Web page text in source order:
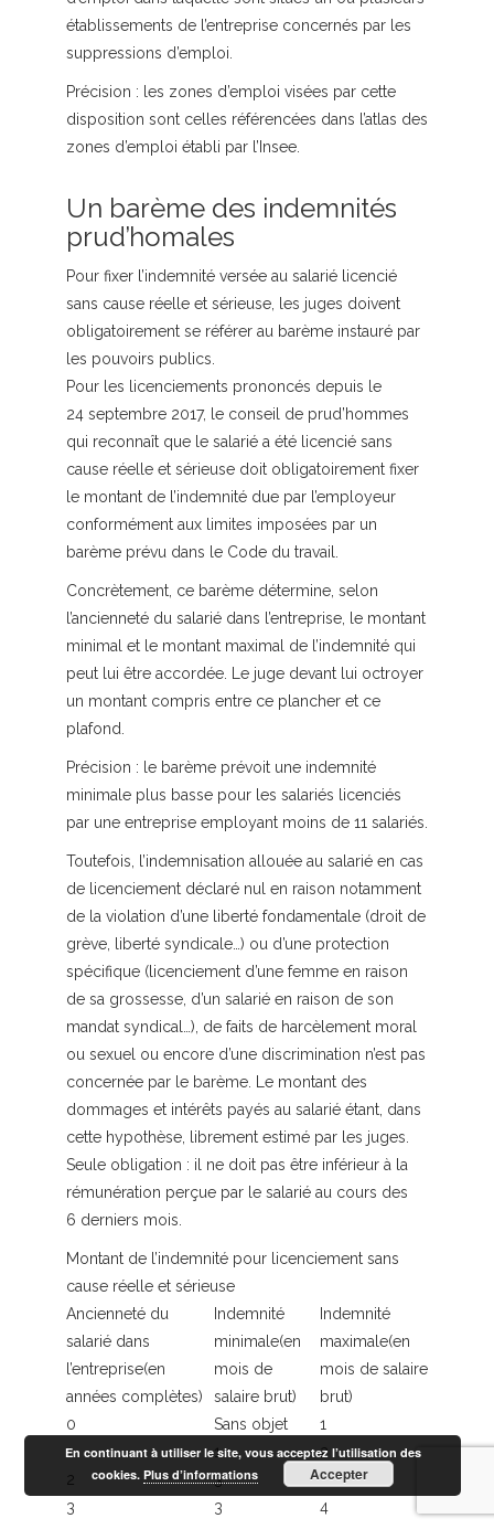
établissements de l’entreprise concernés par les
suppressions d’emploi.
Précision : les zones d’emploi visées par cette
disposition sont celles référencées dans l’atlas des
zones d’emploi établi par l’Insee.
Un barème des indemnités
prud’homales
Pour fixer l’indemnité versée au salarié licencié
sans cause réelle et sérieuse, les juges doivent
obligatoirement se référer au barème instauré par
les pouvoirs publics.
Pour les licenciements prononcés depuis le
24 septembre 2017, le conseil de prud’hommes
qui reconnaît que le salarié a été licencié sans
cause réelle et sérieuse doit obligatoirement fixer
le montant de l’indemnité due par l’employeur
conformément aux limites imposées par un
barème prévu dans le Code du travail.
Concrètement, ce barème détermine, selon
l’ancienneté du salarié dans l’entreprise, le montant
minimal et le montant maximal de l’indemnité qui
peut lui être accordée. Le juge devant lui octroyer
un montant compris entre ce plancher et ce
plafond.
Précision : le barème prévoit une indemnité
minimale plus basse pour les salariés licenciés
par une entreprise employant moins de 11 salariés.
Toutefois, l’indemnisation allouée au salarié en cas
de licenciement déclaré nul en raison notamment
de la violation d’une liberté fondamentale (droit de
grève, liberté syndicale…) ou d’une protection
spécifique (licenciement d’une femme en raison
de sa grossesse, d’un salarié en raison de son
mandat syndical…), de faits de harcèlement moral
ou sexuel ou encore d’une discrimination n’est pas
concernée par le barème. Le montant des
dommages et intérêts payés au salarié étant, dans
cette hypothèse, librement estimé par les juges.
Seule obligation : il ne doit pas être inférieur à la
rémunération perçue par le salarié au cours des
6 derniers mois.
Montant de l’indemnité pour licenciement sans
cause réelle et sérieuse
Ancienneté du
salarié dans
l’entreprise(en
années complètes)
Indemnité
minimale(en
mois de
salaire brut)
Indemnité
maximale(en
mois de salaire
brut)
0
Sans objet
1
1
1
2
2
3
3,5
3
3
4
En continuant à utiliser le site, vous acceptez l’utilisation des
cookies.Plus d’informations Accepter